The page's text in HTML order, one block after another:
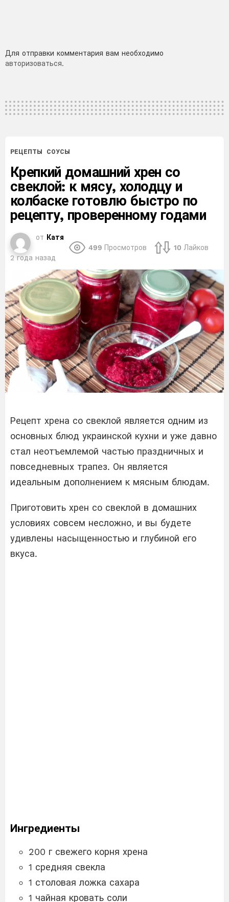
Добавить
комментарий
Для отправки комментария вам необходимо
авторизоваться.
РЕЦЕПТЫ СОУСЫ
Крепкий домашний хрен со
свеклой: к мясу, холодцу и
колбаске готовлю быстро по
рецепту, проверенному годами
от Катя
2 года назад
499 Просмотров 10 Лайков
Рецепт хрена со свеклой является одним из
основных блюд украинской кухни и уже давно
стал неотъемлемой частью праздничных и
повседневных трапез. Он является
идеальным дополнением к мясным блюдам.
Приготовить хрен со свеклой в домашних
условиях совсем несложно, и вы будете
удивлены насыщенностью и глубиной его
вкуса.
Ингредиенты
200 г свежего корня хрена
1 средняя свекла
1 столовая ложка сахара
1 чайная кровать соли